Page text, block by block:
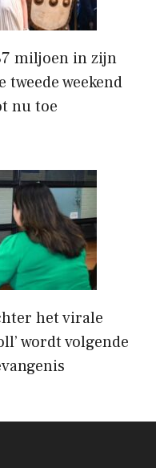
miljoen in zijn
tweede weekend
nu toe
het virale
wordt volgende